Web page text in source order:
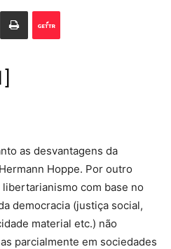
as desvantagens da
Hoppe. Por outro
com base no
democracia (justiça social,
material etc.) não
parcialmente em sociedades